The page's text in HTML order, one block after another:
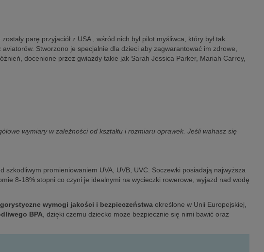
parę przyjaciół z USA , wśród nich był pilot myśliwca, który był tak
Stworzono je specjalnie dla dzieci aby zagwarantować im zdrowe,
docenione przez gwiazdy takie jak Sarah Jessica Parker, Mariah Carrey,
wymiary w zależności od kształtu i rozmiaru oprawek. Jeśli wahasz się
promieniowaniem UVA, UVB, UVC. Soczewki posiadają najwyższa
8-18% stopni co czyni je idealnymi na wycieczki rowerowe, wyjazd nad wodę
wymogi jakości i bezpieczeństwa określone w Unii Europejskiej,
BPA , dzięki czemu dziecko może bezpiecznie się nimi bawić oraz